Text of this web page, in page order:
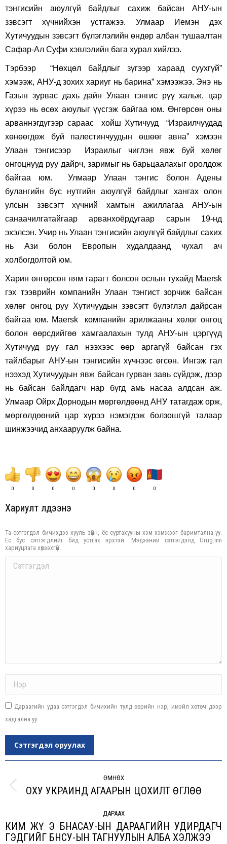
тэнгисийн аюулгүй байдлыг сахиж байсан АНУ-ын
зэвсэгт хүчнийхэн устгажээ. Улмаар Иемэн дэх
Хутичуудын зэвсэгт бүлэглэлийн өндөр албан тушаалтан
Сафар-Ал Суфи хэвлэлийн бага хурал хийлээ.
Тэрбээр “Нөхцөл байдлыг зүгээр хараад суухгүй”
хэмээж, АНУ-д зохих хариуг нь барина” хэмээжээ. Энэ нь
Газын зурвас дахь дайн Улаан тэнгис рүү хальж, цар
хүрээ нь өсөх аюулыг үүсгэж байгаа юм. Өнгөрсөн оны
арваннэгдүгээр сараас хойш Хутичууд “Израилчуудад
хөнөөгдөж буй палестинчуудын өшөөг авна” хэмээн
Улаан тэнгисээр Израилыг чиглэн явж буй хөлөг
онгоцнууд руу дайрч, заримыг нь барьцаалахыг оролдож
байгаа юм. Улмаар Улаан тэнгис болон Адены
булангийн бүс нутгийн аюулгүй байдлыг хангах олон
улсын зэвсэгт хүчний хамтын ажиллагаа АНУ-ын
санаачилгатайгаар арванхоёрдугаар сарын 19-нд
эхэлсэн. Учир нь Улаан тэнгисийн аюулгүй байдлыг сахих
нь Ази болон Европын худалдаанд чухал ач
холбогдолтой юм.
Харин өнгөрсөн ням гарагт болсон ослын тухайд Maersk
гэх тээврийн компанийн Улаан тэнгист зорчиж байсан
хөлөг онгоц руу Хутичуудын зэвсэгт бүлэглэл дайрсан
байгаа юм. Maersk компанийн арилжааны хөлөг онгоц
болон өөрсдийгөө хамгаалахын тулд АНУ-ын цэргүүд
Хутичууд руу гал нээхээс өөр аргагүй байсан гэх
тайлбарыг АНУ-ын тэнгисийн хүчнээс өгсөн. Ингэж гал
нээхэд Хутичуудын явж байсан гурван завь сүйдэж, дээр
нь байсан байлдагч нар бүгд амь насаа алдсан аж.
Улмаар Ойрх Дорнодын мөргөлдөөнд АНУ татагдаж орж,
мөргөлдөөний цар хүрээ нэмэгдэж болзошгүй талаар
шинжээчид анхааруулж байна.
0 0 0 0 0 0 0 0
Хариулт үлдээнэ үү
Та сэтгэгдэл бичихдээ хууль зүйн, ёс суртахууны хэм хэмжээг баримтална уу.
Ёс бус сэтгэгдлийг бид устгах эрхтэй. Мэдээний сэтгэгдэлд Urug.mn
хариуцлага хүлээхгүй.
Comment
Дараагийн удаа сэтгэгдэл бичихийн тулд өөрийн нэр, имэйл хөтөч дээр
хадгална уу.
Сэтгэгдэл оруулах
navigation
ӨМНӨХ
Previous
ОХУ УКРАИНД АГААРЫН ЦОХИЛТ ӨГЛӨӨ
ДАРААХ
Next
КИМ ЖҮ Э БНАСАУ-ЫН ДАРААГИЙН УДИРДАГЧ
ГЭДГИЙГ БНСУ-ЫН ТАГНУУЛЫН АЛБА ХЭЛЖЭЭ